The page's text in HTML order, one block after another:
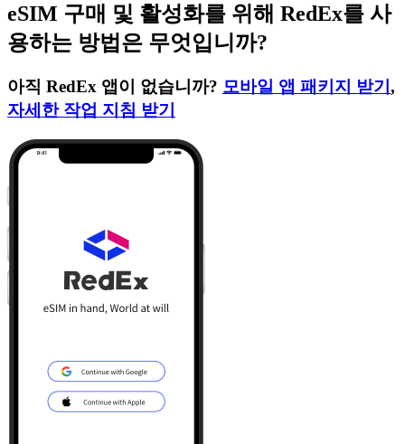
eSIM 구매 및 활성화를 위해 RedEx를 사
용하는 방법은 무엇입니까?
아직 RedEx 앱이 없습니까? 모바일 앱 패키지 받기 ,
자세한 작업 지침 받기